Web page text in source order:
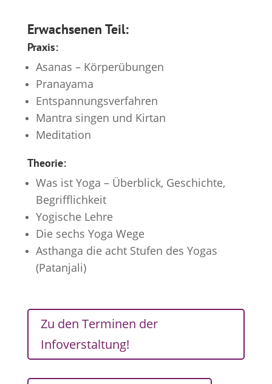
Erwachsenen Teil:
Praxis:
Asanas – Körperübungen
Pranayama
Entspannungsverfahren
Mantra singen und Kirtan
Meditation
Theorie:
Was ist Yoga – Überblick, Geschichte,
Begrifflichkeit
Yogische Lehre
Die sechs Yoga Wege
Asthanga die acht Stufen des Yogas
(Patanjali)
Zu den Terminen der
Infoverstaltung!